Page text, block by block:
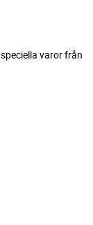
varor från